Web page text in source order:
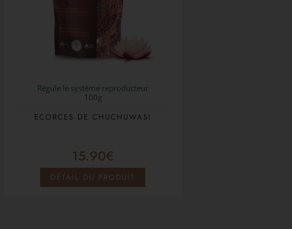
Régule le système reproducteur
100g
ECORCES DE CHUCHUWASI
15.90€
DÉTAIL DU PRODUIT